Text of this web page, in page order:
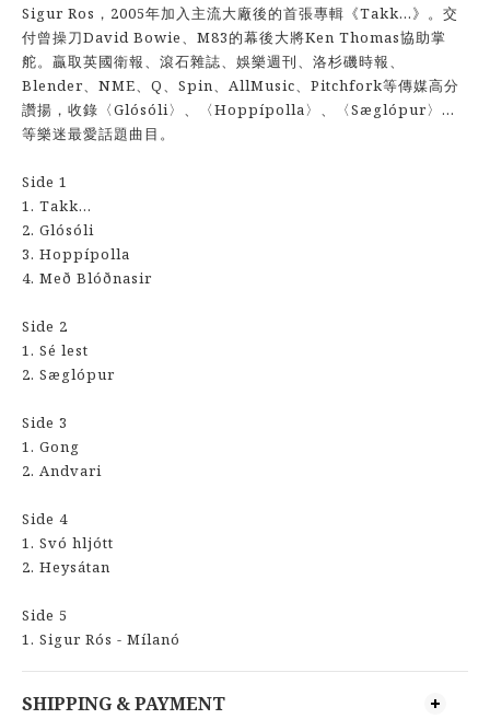
Sigur Ros，2005年加入主流大廠後的首張專輯《Takk...》。交
付曾操刀David Bowie、M83的幕後大將Ken Thomas協助掌
舵。贏取英國衛報、滾石雜誌、娛樂週刊、洛杉磯時報、
Blender、NME、Q、Spin、AllMusic、Pitchfork等傳媒高分
讚揚，收錄〈Glósóli〉、〈Hoppípolla〉、〈Sæglópur〉...
等樂迷最愛話題曲目。
Side 1
1. Takk...
2. Glósóli
3. Hoppípolla
4. Með Blóðnasir
Side 2
1. Sé lest
2. Sæglópur
Side 3
1. Gong
2. Andvari
Side 4
1. Svó hljótt
2. Heysátan
Side 5
1. Sigur Rós - Mílanó
SHIPPING & PAYMENT